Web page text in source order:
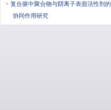
> 复合驱中聚合物与阴离子表面活性剂的
协同作用研究